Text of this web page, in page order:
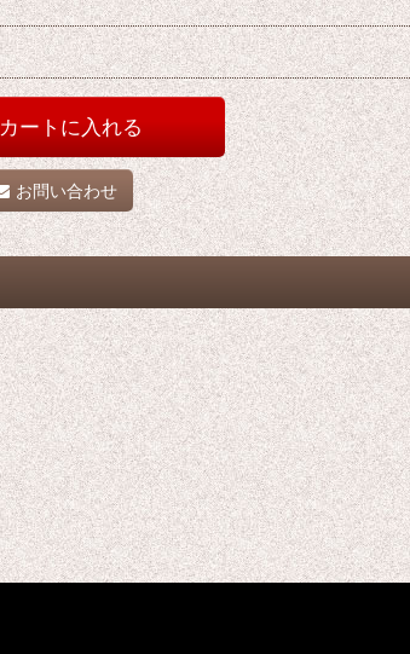
カートに入れる
お問い合わせ